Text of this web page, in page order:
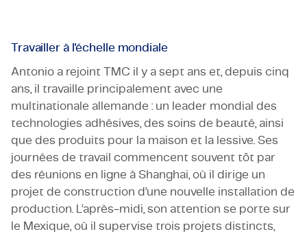
Travailler à l'échelle mondiale
Antonio a rejoint TMC il y a sept ans et, depuis cinq
ans, il travaille principalement avec une
multinationale allemande : un leader mondial des
technologies adhésives, des soins de beauté, ainsi
que des produits pour la maison et la lessive. Ses
journées de travail commencent souvent tôt par
des réunions en ligne à Shanghai, où il dirige un
projet de construction d’une nouvelle installation de
production. L’après-midi, son attention se porte sur
le Mexique, où il supervise trois projets distincts,